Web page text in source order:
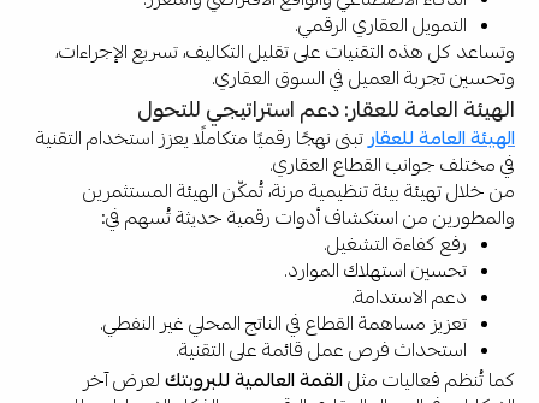
التمويل العقاري الرقمي.
وتساعد كل هذه التقنيات على تقليل التكاليف، تسريع الإجراءات،
وتحسين تجربة العميل في السوق العقاري.
الهيئة العامة للعقار: دعم استراتيجي للتحول
الهيئة العامة للعقارتبنى نهجًا رقميًا متكاملًا يعزز استخدام التقنية
في مختلف جوانب القطاع العقاري.
من خلال تهيئة بيئة تنظيمية مرنة، تُمكّن الهيئة المستثمرين
والمطورين من استكشاف أدوات رقمية حديثة تُسهم في:
رفع كفاءة التشغيل.
تحسين استهلاك الموارد.
دعم الاستدامة.
تعزيز مساهمة القطاع في الناتج المحلي غير النفطي.
استحداث فرص عمل قائمة على التقنية.
كما تُنظم فعاليات مثل القمة العالمية للبروبتك لعرض آخر